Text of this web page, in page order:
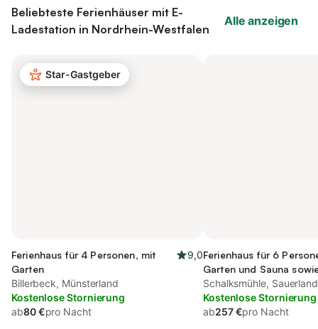
Beliebteste Ferienhäuser mit E-
Ladestation in Nordrhein-Westfalen
Alle anzeigen
Star-Gastgeber
Ferienhaus für 4 Personen, mit
Garten
9,0
Billerbeck, Münsterland
Kostenlose Stornierung
ab80 €pro Nacht
Ferienhaus für 6
Garten und Sauna
Whirlpool, mit Haustier
Schalksmühle, Sauerland
Kostenlose Stornierung
ab257 €pro Nacht